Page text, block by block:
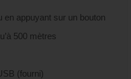
en appuyant sur un bouton
500 mètres
(fourni)